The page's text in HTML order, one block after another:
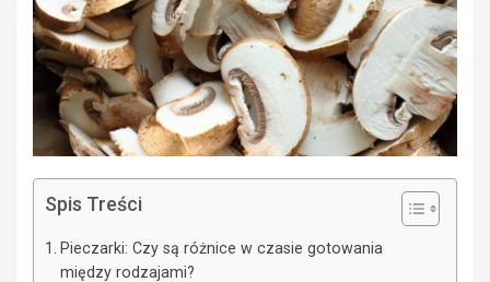
Spis Treści
Pieczarki: Czy są różnice w czasie gotowania
między rodzajami?